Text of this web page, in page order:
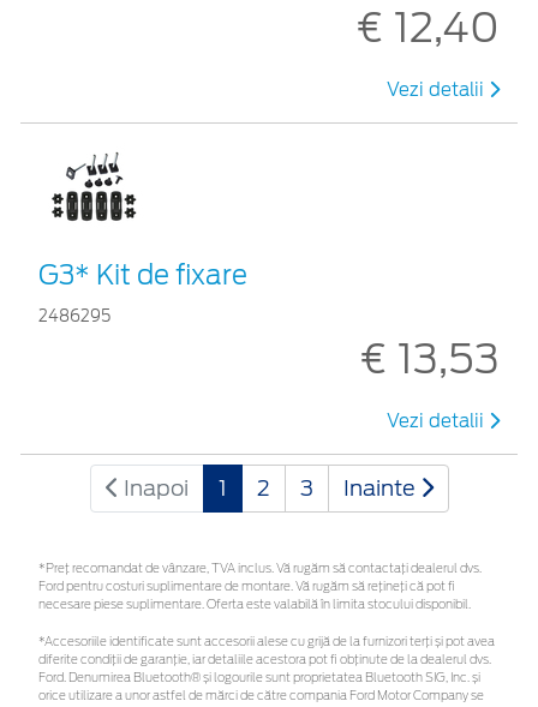
€ 12,40
Vezi detalii
G3* Kit de fixare
2486295
€ 13,53
Vezi detalii
Inapoi 1 2 3 Inainte
*Preţ recomandat de vânzare, TVA inclus. Vă rugăm să contactaţi dealerul dvs.
Ford pentru costuri suplimentare de montare. Vă rugăm să rețineți că pot fi
necesare piese suplimentare. Oferta este valabilă în limita stocului disponibil.
*Accesoriile identificate sunt accesorii alese cu grijă de la furnizori terți și pot avea
diferite condiții de garanție, iar detaliile acestora pot fi obținute de la dealerul dvs.
Ford. Denumirea Bluetooth® și logourile sunt proprietatea Bluetooth SIG, Inc. și
orice utilizare a unor astfel de mărci de către compania Ford Motor Company se